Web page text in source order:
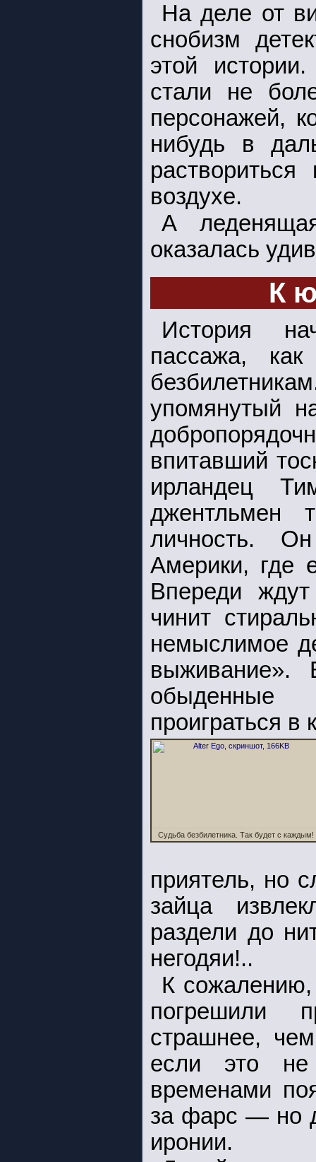
На деле от
снобизм
этой
стали не
персонажей,
нибудь в
воздухе.
А
оказалась
К
История
пассажа,
упомянутый
впитавший
ирландец
джентльмен
личность.
Америки, где
Впереди
чинит
немыслимое
выживание».
обыденные
проиграться в
Судьба безбилетника. Так будет с каждым!
приятель, но
зайца
раздели до
негодяи!..
К сожалению,
погрешили
страшнее,
если это не
временами
за фарс — но
иронии.